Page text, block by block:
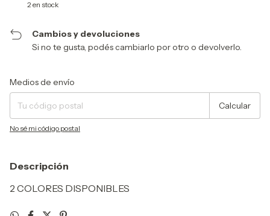
2 en stock
Cambios y devoluciones
Si no te gusta, podés cambiarlo por otro o devolverlo.
Entregas para el CP:
Medios de envío
Calcular
No sé mi código postal
Descripción
2 COLORES DISPONIBLES